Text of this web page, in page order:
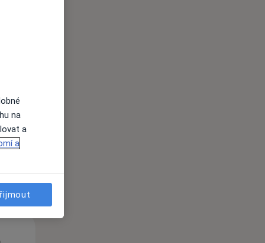
na
a
a